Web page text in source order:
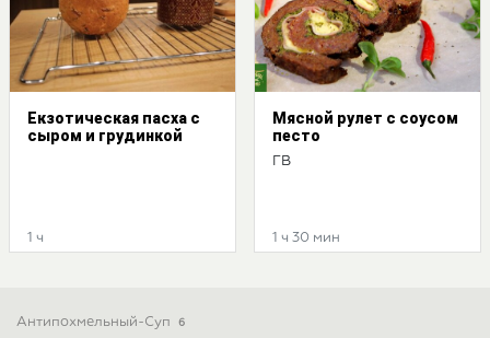
Екзотическая пасха с
сыром и грудинкой
1 ч
Мясной рулет с соусом
песто
ГВ
1 ч 30 мин
Антипохмельный-Суп 6